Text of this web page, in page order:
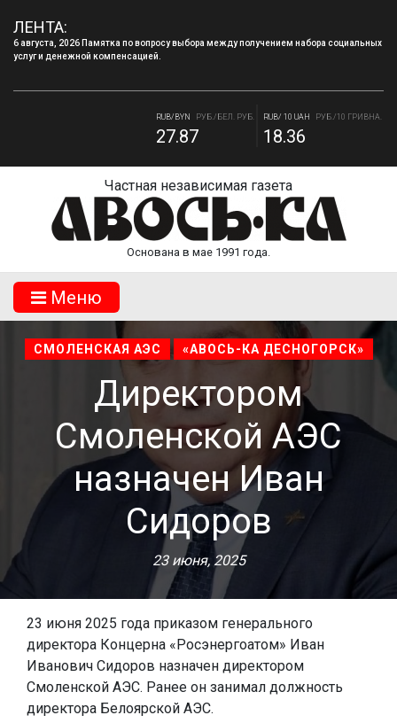
ЛЕНТА:
4 августа, 2026 «Мы встретимся снова!!!»: как завершилась вторая лагерная
услуг и денежной компенсацией.
РУБ./ДОЛЛАР RUB/EUR
RUB/BYN РУБ./БЕЛ. РУБ.
27.87
RUB/ 10 UAH РУБ./10 ГРИВНА.
18.36
Частная независимая газета
Основана в мае 1991 года.
Mеню
СМОЛЕНСКАЯ АЭС «АВОСЬ-КА ДЕСНОГОРСК»
Директором
Смоленской АЭС
назначен Иван
Сидоров
23 июня, 2025
23 июня 2025 года приказом генерального
директора Концерна «Росэнергоатом» Иван
Иванович Сидоров назначен директором
Смоленской АЭС. Ранее он занимал должность
директора Белоярской АЭС.